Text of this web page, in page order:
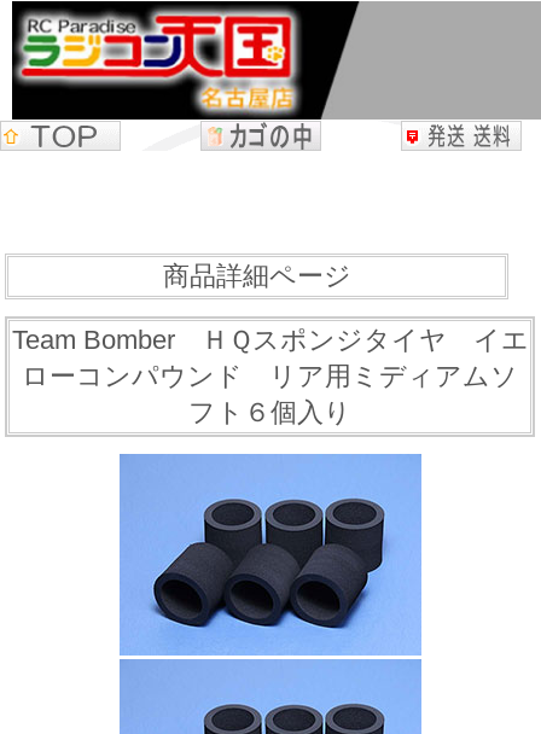
商品詳細ページ
Team Bomber ＨＱスポンジタイヤ イエ
ローコンパウンド リア用ミディアムソ
フト６個入り